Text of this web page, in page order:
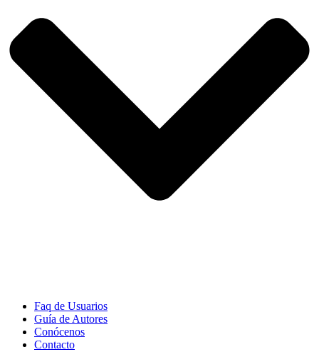
Faq de Usuarios
Guía de Autores
Conócenos
Contacto